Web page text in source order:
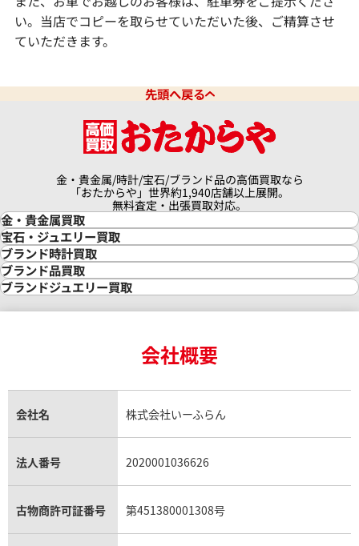
い。当店でコピーを取らせていただいた後、ご精算させ
ていただきます。
先頭へ戻る
金・貴金属/時計/宝石/ブランド品の高価買取なら
「おたからや」世界約1,940店舗以上展開。
無料査定・出張買取対応。
金・貴金属買取
金買取
金の相場価格情報
金の参考買取価格一覧
インゴット買取
インゴットの相場価格情報
24金買取
金貨買取
貴金属買取
銀・シルバー買取
パラジウム買取
宝石・ジュエリー買取
宝石・ジュエリー買取
ダイヤモンド買取
ダイヤモンド・宝石の参考価格一覧
リング・結婚指輪買取
エメラルド買取
トパーズ買取
タンザナイト買取
キャッツアイ買取
アクアマリン買取
ブランド時計買取
時計買取
ロレックス買取
ロレックス デイトナ買取
ロレックス サブマリーナー買取
ロレックス エクスプローラー買取
ロレックス デイトジャスト買取
パテック フィリップノーチラス買取
ヴァシュロン・コンスタンタン買取
オメガ買取
ブランド品買取
ブランド買取
シャネル マトラッセ買取
セリーヌ買取
プラダ買取
ブランドジュエリー買取
ヴァンクリーフ＆アーペル買取
ショーメ買取
ダミアーニ買取
モーブッサン買取
会社概要
会社名 株式会社いーふらん
法人番号 2020001036626
古物商許可証番号 第451380001308号